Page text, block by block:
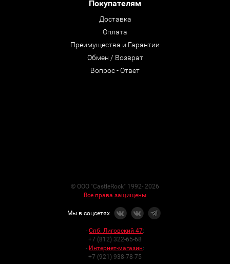
Покупателям
Доставка
Оплата
Преимущества и Гарантии
Обмен / Возврат
Вопрос - Ответ
© ООО "CastleRock" 1992- 2026
Все права защищены
Мы в соцсетях
- Спб. Лиговский 47:
+7 (812) 322-65-68
- Интернет-магазин:
+7 (921) 938-78-75